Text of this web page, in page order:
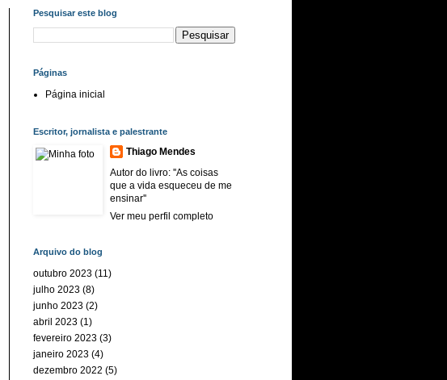
Pesquisar este blog
Páginas
Página inicial
Escritor, jornalista e palestrante
Thiago Mendes
Autor do livro: ''As coisas
que a vida esqueceu de me
ensinar''
Ver meu perfil completo
Arquivo do blog
outubro 2023 (11)
julho 2023 (8)
junho 2023 (2)
abril 2023 (1)
fevereiro 2023 (3)
janeiro 2023 (4)
dezembro 2022 (5)